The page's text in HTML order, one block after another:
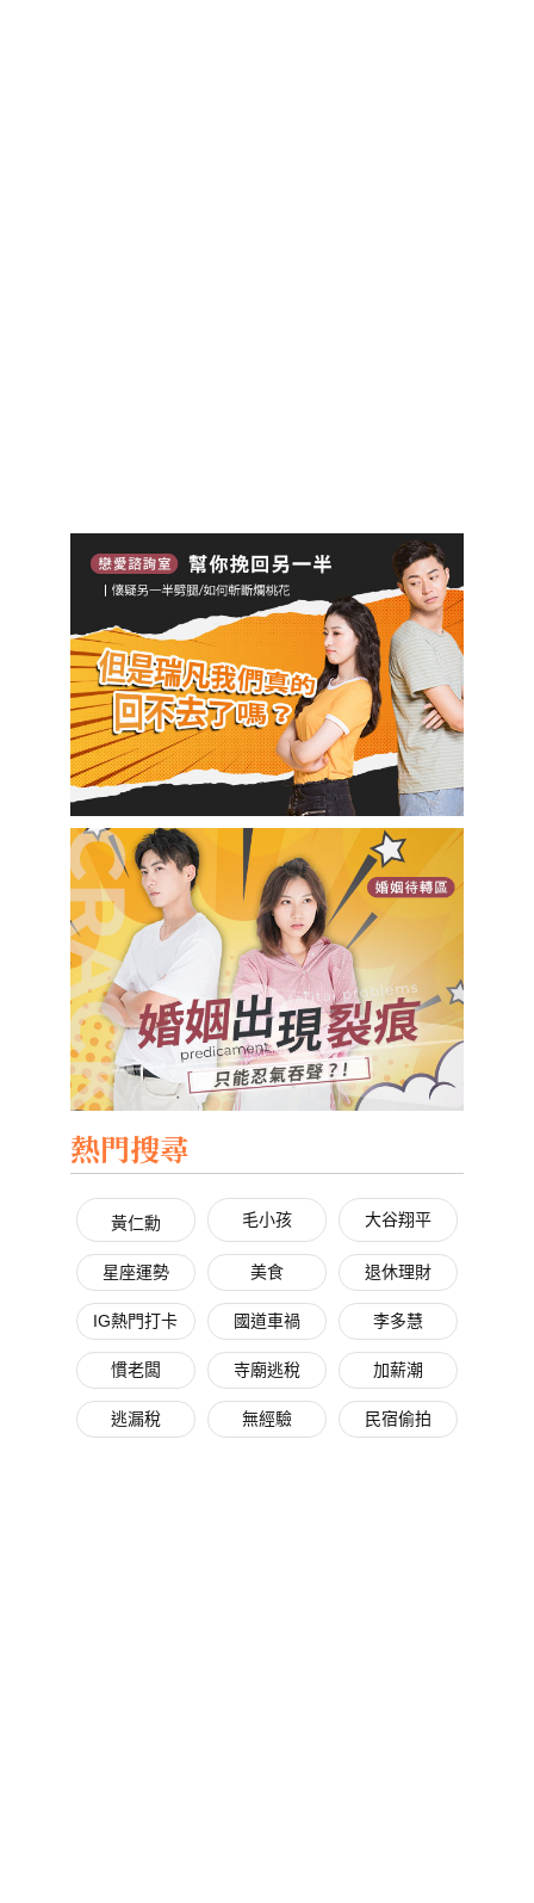
熱門搜尋
黃仁勳 毛小孩 大谷翔平
星座運勢 美食 退休理財
IG熱門打卡 國道車禍 李多慧
慣老闆 寺廟逃稅 加薪潮
逃漏稅 無經驗 民宿偷拍